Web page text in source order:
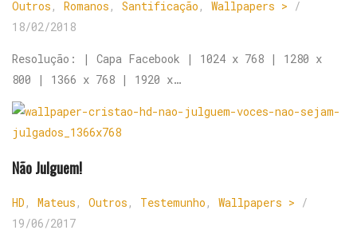
Outros , Romanos , Santificação , Wallpapers > /
18/02/2018
Resolução: | Capa Facebook | 1024 x 768 | 1280 x
800 | 1366 x 768 | 1920 x…
Não Julguem!
HD , Mateus , Outros , Testemunho , Wallpapers > /
19/06/2017